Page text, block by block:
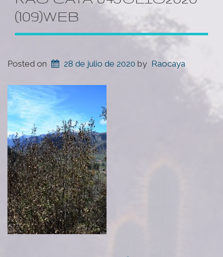
(109)WEB
Posted on 28 de julio de 2020 by Raocaya